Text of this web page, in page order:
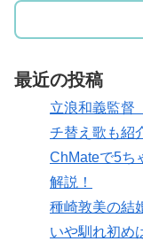
最近の投稿
立浪和義監督
チ替え歌も紹
ChMateで5ち
解説！
種崎敦美の結
いや馴れ初め